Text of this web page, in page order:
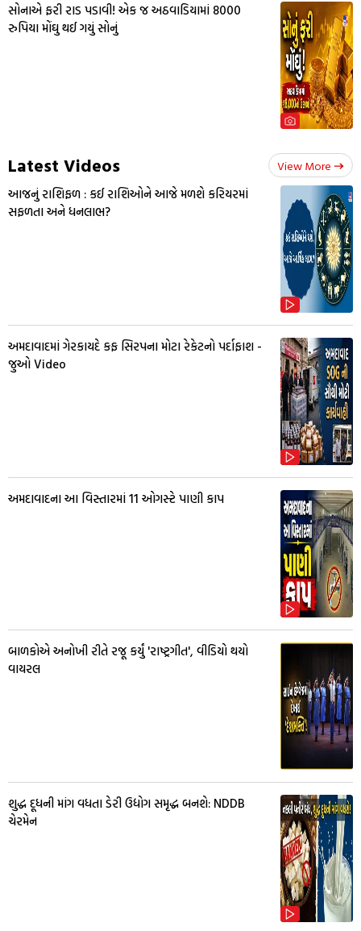
સોનાએ ફરી રાડ પડાવી! એક જ અઠવાડિયામાં 8000
રુપિયા મોંઘુ થઈ ગયું સોનું
Latest Videos View More
આજનું રાશિફળ : કઈ રાશિઓને આજે મળશે કરિયરમાં
સફળતા અને ધનલાભ?
અમદાવાદમાં ગેરકાયદે કફ સિરપના મોટા રેકેટનો પર્દાફાશ -
જુઓ Video
અમદાવાદના આ વિસ્તારમાં 11 ઓગસ્ટે પાણી કાપ
બાળકોએ અનોખી રીતે રજૂ કર્યું 'રાષ્ટ્રગીત', વીડિયો થયો
વાયરલ
શુદ્ધ દૂધની માંગ વધતા ડેરી ઉદ્યોગ સમૃદ્ધ બનશે: NDDB
ચેરમેન